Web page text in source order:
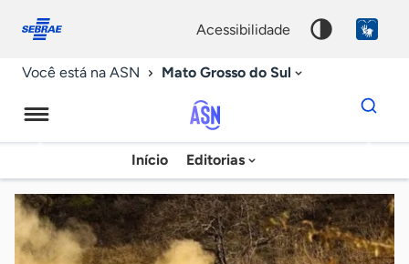
conosco
acessibilidade
Você está na ASN Mato Grosso do Sul
Agência
Sebrae
de
Notícias
Início Editorias
Dados
para
chave